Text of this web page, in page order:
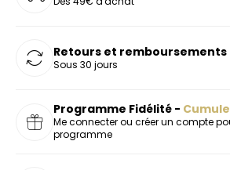
Retours et
Sous 30 jours
Programme Fidélité -
Me connecter ou créer un compte
programme